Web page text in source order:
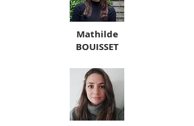
Mathilde
BOUISSET